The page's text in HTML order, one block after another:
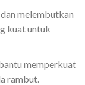
melembutkan
kuat untuk
memperkuat
rambut.